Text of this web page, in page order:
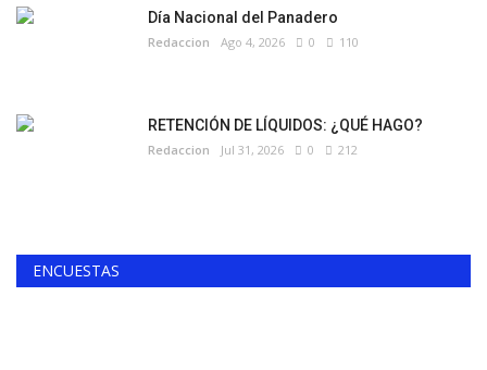
Día Nacional del Panadero
Redaccion Ago 4, 2026 0 110
RETENCIÓN DE LÍQUIDOS: ¿QUÉ HAGO?
Redaccion Jul 31, 2026 0 212
ENCUESTAS